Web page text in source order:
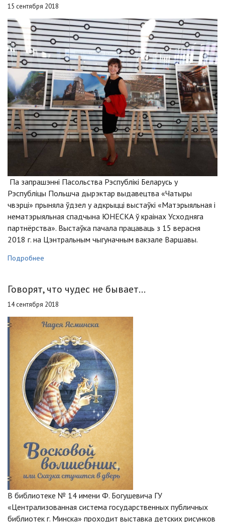
15 сентября 2018
Па запрашэнні Пасольства Рэспублікі Беларусь у
Рэспубліцы Польшча дырэктар выдавецтва «Чатыры
чвэрці» прыняла ўдзел у адкрыцці выстаўкі «Матэрыяльная і
нематэрыяльная спадчына ЮНЕСКА ў краінах Усходняга
партнёрства». Выстаўка пачала працаваць з 15 верасня
2018 г. на Цэнтральным чыгуначным вакзале Варшавы.
Подробнее
Говорят, что чудес не бывает...
14 сентября 2018
В библиотеке № 14 имени Ф. Богушевича ГУ
«Централизованная система государственных публичных
библиотек г. Минска» проходит выставка детских рисунков